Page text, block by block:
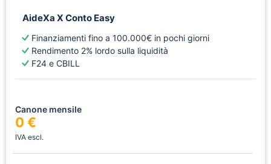
AideXa X Conto Easy
Finanziamenti fino a 100.000€ in pochi giorni
Rendimento 2% lordo sulla liquidità
F24 e CBILL
Canone mensile
0 €
IVA escl.